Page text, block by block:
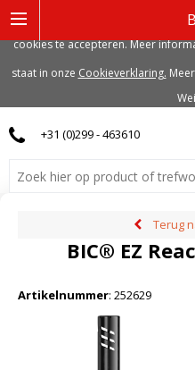
+31 (0)299 - 463610
Terug
BIC® EZ
Artikelnummer: 252629
gerelateerde cookies. Voor de
cookies te accepteren. Meer
staat in onze Cookieverklaring.